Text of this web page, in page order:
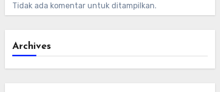
Tidak ada komentar untuk ditampilkan.
Archives